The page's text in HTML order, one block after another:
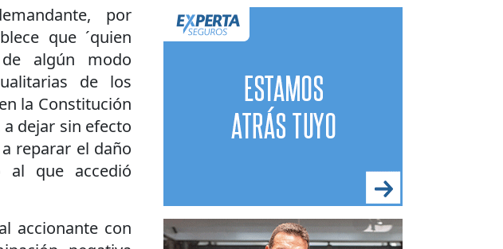
por
que ´quien
algún modo
de los
la Constitución
dejar sin efecto
reparar el daño
al que accedió
accionante con